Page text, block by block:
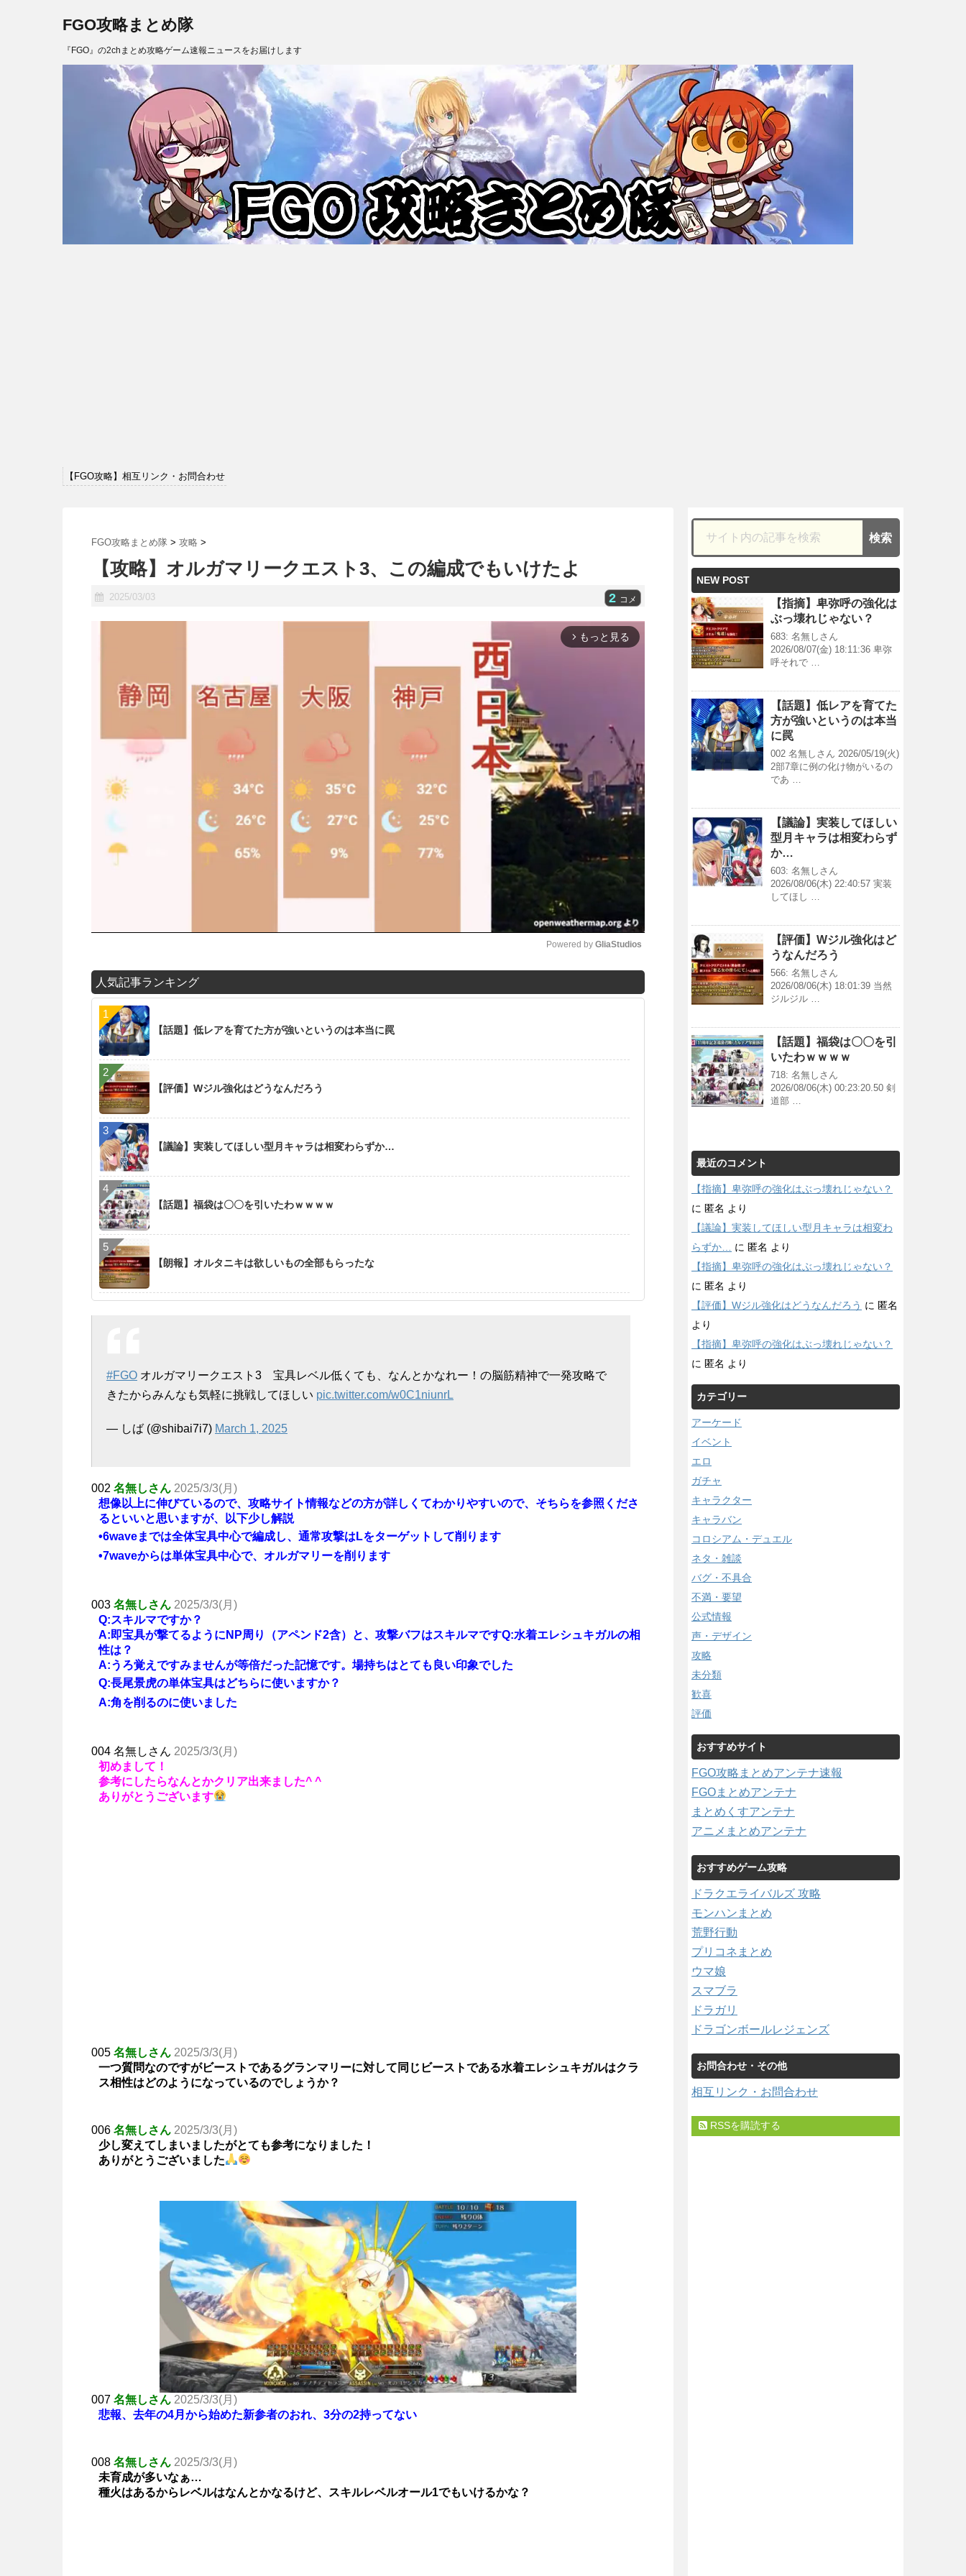
FGO攻略まとめ隊
『FGO』の2chまとめ攻略ゲーム速報ニュースをお届けします
【FGO攻略】相互リンク・お問合わせ
FGO攻略まとめ隊 > 攻略 >
【攻略】オルガマリークエスト3、この編成でもいけたよ
2025/03/03 2 コメ
arrow_forward_ios もっと見る
Powered by GliaStudios
人気記事ランキング
【話題】低レアを育てた方が強いというのは本当に罠
【評価】Wジル強化はどうなんだろう
【議論】実装してほしい型月キャラは相変わらずか…
【話題】福袋は〇〇を引いたわｗｗｗｗ
【朗報】オルタニキは欲しいもの全部もらったな
#FGO オルガマリークエスト3 宝具レベル低くても、なんとかなれー！の脳筋精神で一発攻略で
きたからみんなも気軽に挑戦してほしい pic.twitter.com/w0C1niunrL
— しば (@shibai7i7) March 1, 2025
002 名無しさん 2025/3/3(月)
想像以上に伸びているので、攻略サイト情報などの方が詳しくてわかりやすいので、そちらを参照くださ
るといいと思いますが、以下少し解説
•6waveまでは全体宝具中心で編成し、通常攻撃はLをターゲットして削ります
•7waveからは単体宝具中心で、オルガマリーを削ります
003 名無しさん 2025/3/3(月)
Q:スキルマですか？
A:即宝具が撃てるようにNP周り（アペンド2含）と、攻撃バフはスキルマですQ:水着エレシュキガルの相
性は？
A:うろ覚えですみませんが等倍だった記憶です。場持ちはとても良い印象でした
Q:長尾景虎の単体宝具はどちらに使いますか？
A:角を削るのに使いました
004 名無しさん 2025/3/3(月)
初めまして！
参考にしたらなんとかクリア出来ました^ ^
ありがとうございます
005 名無しさん 2025/3/3(月)
一つ質問なのですがビーストであるグランマリーに対して同じビーストである水着エレシュキガルはクラ
ス相性はどのようになっているのでしょうか？
006 名無しさん 2025/3/3(月)
少し変えてしまいましたがとても参考になりました！
ありがとうございました
007 名無しさん 2025/3/3(月)
悲報、去年の4月から始めた新参者のおれ、3分の2持ってない
008 名無しさん 2025/3/3(月)
未育成が多いなぁ…
種火はあるからレベルはなんとかなるけど、スキルレベルオール1でもいけるかな？
NEW POST
【指摘】卑弥呼の強化は
ぶっ壊れじゃない？
683: 名無しさん
2026/08/07(金) 18:11:36 卑弥
呼それで …
【話題】低レアを育てた
方が強いというのは本当
に罠
002 名無しさん 2026/05/19(火)
2部7章に例の化け物がいるの
であ …
【議論】実装してほしい
型月キャラは相変わらず
か…
603: 名無しさん
2026/08/06(木) 22:40:57 実装
してほし …
【評価】Wジル強化はど
うなんだろう
566: 名無しさん
2026/08/06(木) 18:01:39 当然
ジルジル …
【話題】福袋は〇〇を引
いたわｗｗｗｗ
718: 名無しさん
2026/08/06(木) 00:23:20.50 剣
道部 …
最近のコメント
【指摘】卑弥呼の強化はぶっ壊れじゃない？
に 匿名 より
【議論】実装してほしい型月キャラは相変わ
らずか…
に 匿名 より
【指摘】卑弥呼の強化はぶっ壊れじゃない？
に 匿名 より
【評価】Wジル強化はどうなんだろう に 匿名
より
【指摘】卑弥呼の強化はぶっ壊れじゃない？
に 匿名 より
カテゴリー
アーケード
イベント
エロ
ガチャ
キャラクター
キャラバン
コロシアム・デュエル
ネタ・雑談
バグ・不具合
不満・要望
公式情報
声・デザイン
攻略
未分類
歓喜
評価
おすすめサイト
FGO攻略まとめアンテナ速報
FGOまとめアンテナ
まとめくすアンテナ
アニメまとめアンテナ
おすすめゲーム攻略
ドラクエライバルズ 攻略
モンハンまとめ
荒野行動
プリコネまとめ
ウマ娘
スマブラ
ドラガリ
ドラゴンボールレジェンズ
お問合わせ・その他
相互リンク・お問合わせ
RSSを購読する